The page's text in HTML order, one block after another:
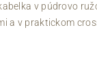
v púdrovo
a v praktickom